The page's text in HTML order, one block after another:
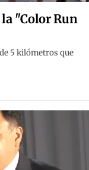
"Color Run
5 kilómetros que